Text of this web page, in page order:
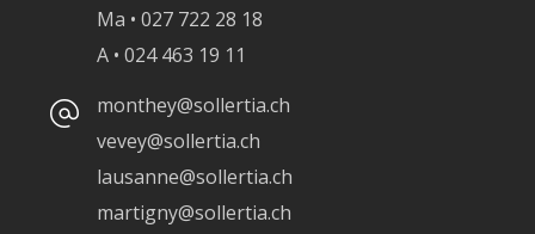
Ma • 027 722 28 18
A • 024 463 19 11
monthey@sollertia.ch
vevey@sollertia.ch
lausanne@sollertia.ch
martigny@sollertia.ch